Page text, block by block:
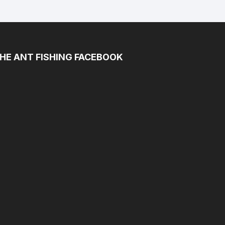
ANT FISHING FACEBOOK